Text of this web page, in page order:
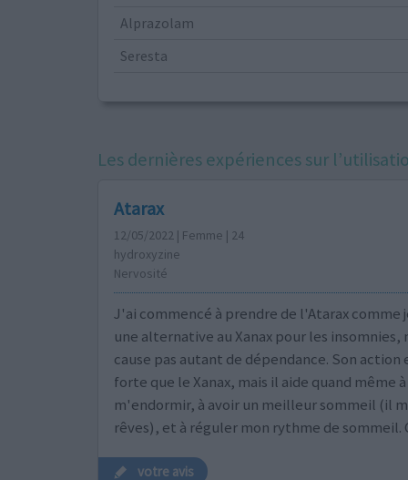
Alprazolam
Seresta
Les dernières expériences sur
Atarax
12/05/2022 | Femme | 24
hydroxyzine
Nervosité
J'ai commencé à prendre de l'Atarax comme
une alternative au Xanax pour les insomnies,
cause pas autant de dépendance. Son action
forte que le Xanax, mais il aide quand même
m'endormir, à avoir un meilleur sommeil (il
rêves), et à réguler mon rythme de sommeil.
votre avis